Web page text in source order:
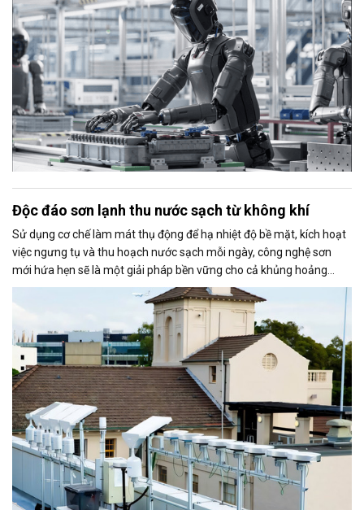
Độc đáo sơn lạnh thu nước sạch từ không khí
Sử dụng cơ chế làm mát thụ động để hạ nhiệt độ bề mặt, kích hoạt
việc ngưng tụ và thu hoạch nước sạch mỗi ngày, công nghệ sơn
mới hứa hẹn sẽ là một giải pháp bền vững cho cả khủng hoảng
nước và nhu cầu tiết kiệm năng lượng làm mát đô thị.